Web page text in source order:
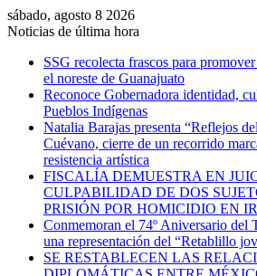
sábado, agosto 8 2026
Noticias de última hora
SSG recolecta frascos para
el noreste de Guanajuato
Reconoce Gobernadora identidad,
Pueblos Indígenas
Natalia Barajas presenta “Reflejos
Cuévano, cierre de un recorrido
resistencia artística
FISCALÍA DEMUESTRA EN
CULPABILIDAD DE DOS
PRISIÓN POR HOMICIDIO EN
Conmemoran el 74º Aniversario del
una representación del “Retablillo
SE RESTABLECEN LAS